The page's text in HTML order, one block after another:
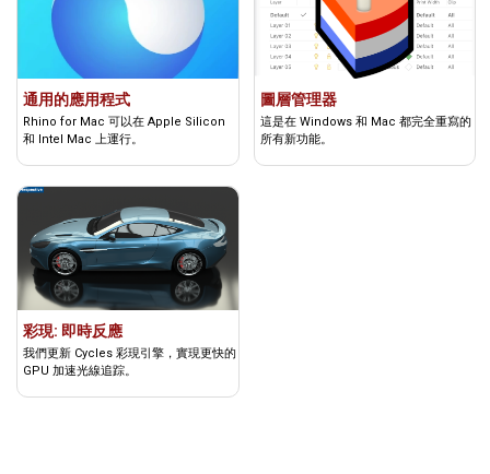
通用的應用程式
Rhino for Mac 可以在 Apple Silicon
和 Intel Mac 上運行。
圖層管理器
這是在 Windows 和 Mac 都完全重寫的
所有新功能。
彩現: 即時反應
我們更新 Cycles 彩現引擎，實現更快的
GPU 加速光線追踪。